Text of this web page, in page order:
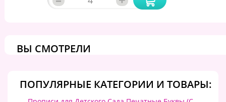
ВЫ СМОТРЕЛИ
ПОПУЛЯРНЫЕ КАТЕГОРИИ И ТОВАРЫ: